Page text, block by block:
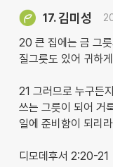
17.김미성
20 큰 집에는 금 그
질그릇도 있어 귀하
21 그러므로 누구든
쓰는 그릇이 되어 거
일에 준비함이 되리라
디모데후서 2:20-21